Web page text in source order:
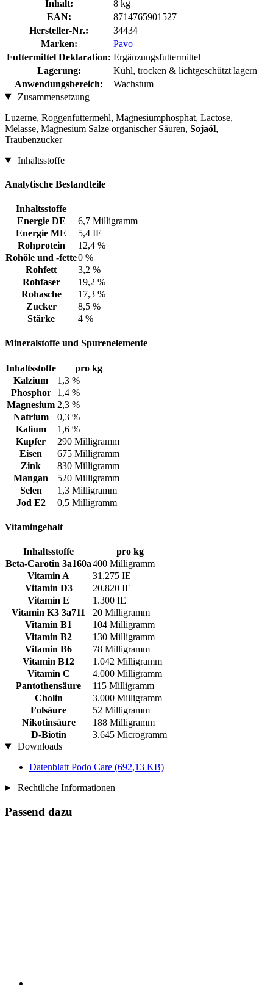
Inhalt:
8 kg
EAN:
8714765901527
Hersteller-Nr.:
34434
Marken:
Pavo
Futtermittel Deklaration: Ergänzungsfuttermittel
Lagerung:
Kühl, trocken & lichtgeschützt lagern
Anwendungsbereich:
Wachstum
Zusammensetzung
Luzerne, Roggenfuttermehl, Magnesiumphosphat, Lactose,
Melasse, Magnesium Salze organischer Säuren, Sojaöl,
Traubenzucker
Inhaltsstoffe
Analytische Bestandteile
Inhaltsstoffe
Energie DE
6,7 Milligramm
Energie ME
5,4 IE
Rohprotein
12,4 %
Rohöle und -fette0 %
Rohfett
3,2 %
Rohfaser
19,2 %
Rohasche
17,3 %
Zucker
8,5 %
Stärke
4 %
Mineralstoffe und Spurenelemente
Inhaltsstoffe
pro kg
Kalzium
1,3 %
Phosphor
1,4 %
Magnesium 2,3 %
Natrium
0,3 %
Kalium
1,6 %
Kupfer
290 Milligramm
Eisen
675 Milligramm
Zink
830 Milligramm
Mangan
520 Milligramm
Selen
1,3 Milligramm
Jod E2
0,5 Milligramm
Vitamingehalt
Inhaltsstoffe
pro kg
Beta-Carotin 3a160a400 Milligramm
Vitamin A
31.275 IE
Vitamin D3
20.820 IE
Vitamin E
1.300 IE
Vitamin K3 3a711
20 Milligramm
Vitamin B1
104 Milligramm
Vitamin B2
130 Milligramm
Vitamin B6
78 Milligramm
Vitamin B12
1.042 Milligramm
Vitamin C
4.000 Milligramm
Pantothensäure
115 Milligramm
Cholin
3.000 Milligramm
Folsäure
52 Milligramm
Nikotinsäure
188 Milligramm
D-Biotin
3.645 Microgramm
Downloads
Datenblatt Podo Care (692,13 KB)
Rechtliche Informationen
Passend dazu